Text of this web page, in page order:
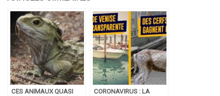
CES ANIMAUX QUASI
CORONAVIRUS : LA